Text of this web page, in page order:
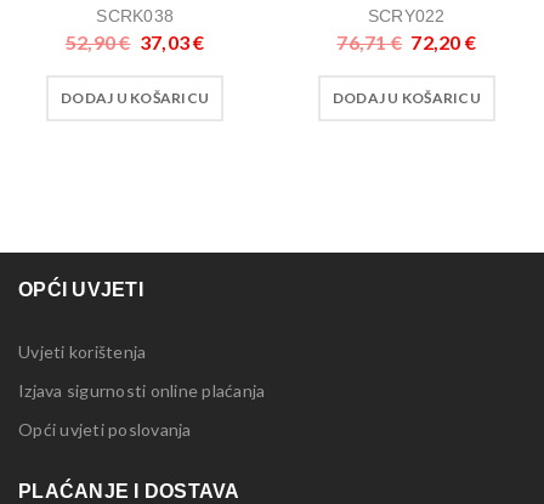
SCRK038
52,90€ 37,03€
DODAJ U KOŠARICU
SCRY022
76,71€ 72,20 €
DODAJ U KOŠARICU
OPĆI UVJETI
Uvjeti korištenja
Izjava sigurnosti online plaćanja
Opći uvjeti poslovanja
PLAĆANJE I DOSTAVA